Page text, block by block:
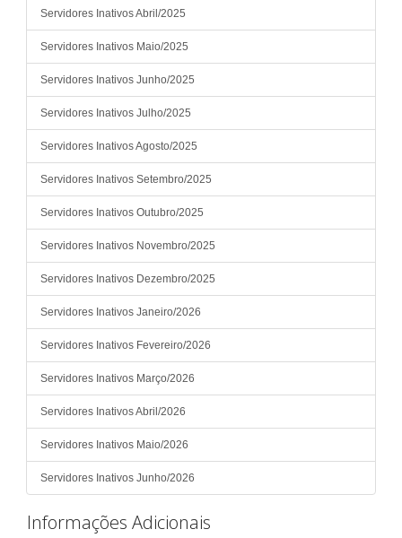
Servidores Inativos Abril/2025
Servidores Inativos Maio/2025
Servidores Inativos Junho/2025
Servidores Inativos Julho/2025
Servidores Inativos Agosto/2025
Servidores Inativos Setembro/2025
Servidores Inativos Outubro/2025
Servidores Inativos Novembro/2025
Servidores Inativos Dezembro/2025
Servidores Inativos Janeiro/2026
Servidores Inativos Fevereiro/2026
Servidores Inativos Março/2026
Servidores Inativos Abril/2026
Servidores Inativos Maio/2026
Servidores Inativos Junho/2026
Informações Adicionais